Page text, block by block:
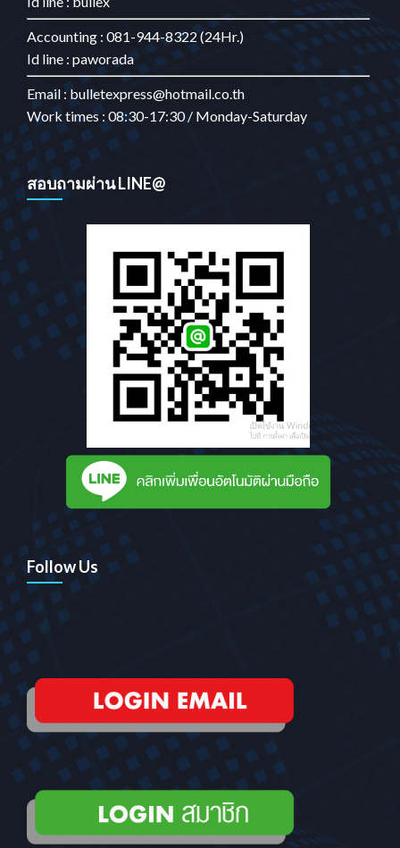
Accounting : 081-944-8322 (24Hr.)
Id line : paworada
Email : bulletexpress@hotmail.co.th
Work times : 08:30-17:30 / Monday-Saturday
สอบถามผ่าน LINE@
Follow Us